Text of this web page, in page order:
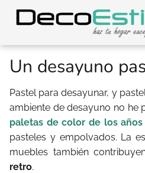
Un desayuno
Pastel para desayunar, y
ambiente de desayuno no he
paletas de color de los años
pasteles y empolvados. La
muebles también
retro.